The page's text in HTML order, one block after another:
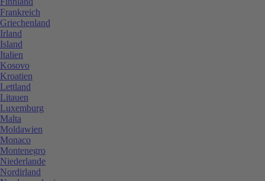
Frankreich
Griechenland
Irland
Island
Italien
Kosovo
Kroatien
Lettland
Litauen
Luxemburg
Malta
Moldawien
Monaco
Montenegro
Niederlande
Nordirland